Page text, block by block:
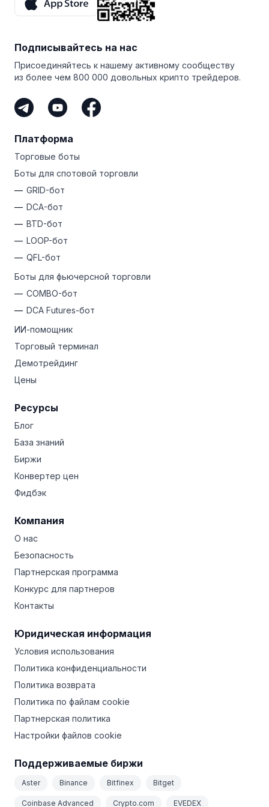
увеличивает призовой фонд, а 25 лучших партнеров
делят выигрыш.
чтобы зарабатывать на Bitsgap. Если у вас есть
аудитория и вы делитесь своей уникальной
ссылкой, вы можете стать партнером Bitsgap. Это
самый простой способ заработать криптовалюту,
не рискуя собственными деньгами.
Подписывайтесь на нас
Присоединяйтесь к нашему активному сообществу
из более чем 800 000 довольных крипто трейдеров.
Платформа
Торговые боты
Боты для спотовой торговли
GRID-бот
DCA-бот
BTD-бот
LOOP-бот
QFL-бот
Боты для фьючерсной торговли
COMBO-бот
DCA Futures-бот
ИИ-помощник
Торговый терминал
Демотрейдинг
Цены
Ресурсы
Блог
База знаний
Биржи
Конвертер цен
Фидбэк
Компания
О нас
Безопасность
Партнерская программа
Конкурс для партнеров
Контакты
Юридическая информация
Условия использования
Политика конфиденциальности
Политика возврата
Политика по файлам cookie
Партнерская политика
Настройки файлов cookie
Поддерживаемые биржи
Aster Binance Bitfinex Bitget
Coinbase Advanced Crypto.com EVEDEX